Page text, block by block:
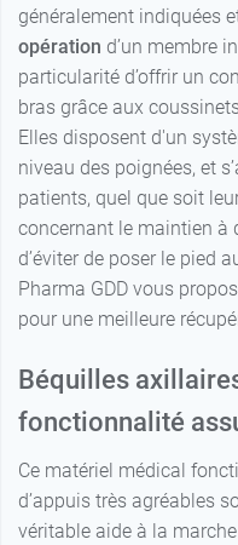
moyenne 24,99 €
grande 30,99 €
généralement indiquées
opération d’un membre
particularité d’offrir un
bras grâce aux
Elles disposent d'un
niveau des poignées, et
patients, quel que soit
concernant le maintien à
d’éviter de poser le pied
Pharma GDD vous
pour une meilleure
Béquilles
fonctionnalité
Ce matériel médical
d’appuis très agréables
véritable aide à la